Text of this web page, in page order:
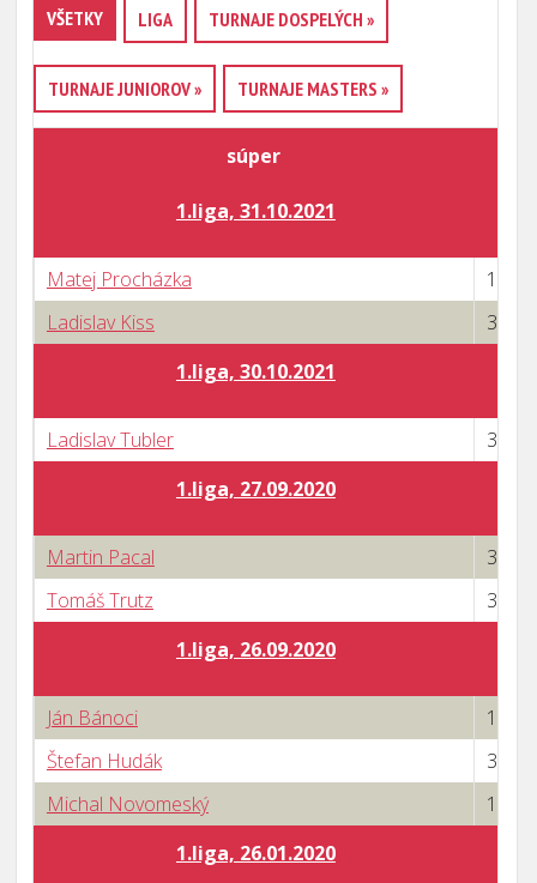
VŠETKY LIGA TURNAJE DOSPELÝCH »
TURNAJE JUNIOROV » TURNAJE MASTERS »
súper
1.liga, 31.10.2021
Matej Procházka
1 : 3
Ladislav Kiss
3 : 1
1.liga, 30.10.2021
Ladislav Tubler
3 : 0
1.liga, 27.09.2020
Martin Pacal
3 : 1
Tomáš Trutz
3 : 0
1.liga, 26.09.2020
Ján Bánoci
1 : 3
Štefan Hudák
3 : 2
Michal Novomeský
1 : 3
1.liga, 26.01.2020